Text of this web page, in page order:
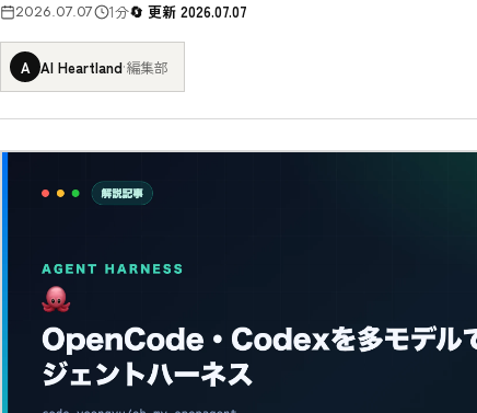
2026.07.07 1分 更新 2026.07.07
A AI Heartland·編集部